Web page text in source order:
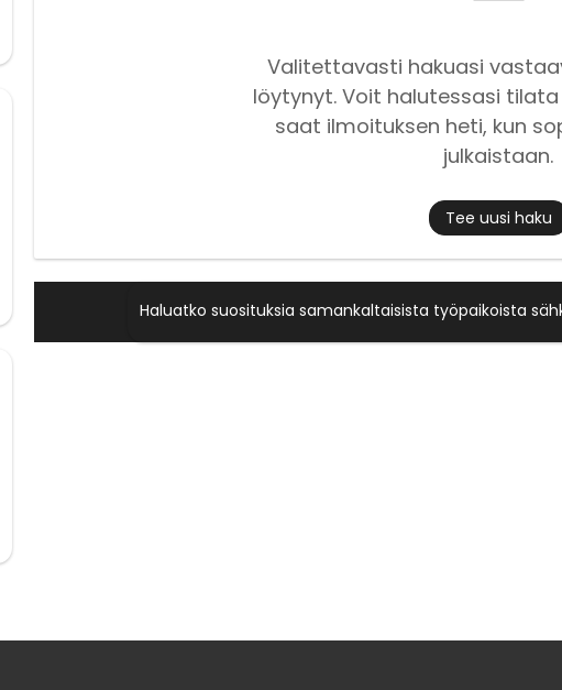
Valitettavasti hakuasi
löytynyt. Voit halutessasi tilata
saat ilmoituksen heti, kun
julkaistaan.
Tee uusi haku
Haluatko suosituksia samankaltaisista työpaikoista